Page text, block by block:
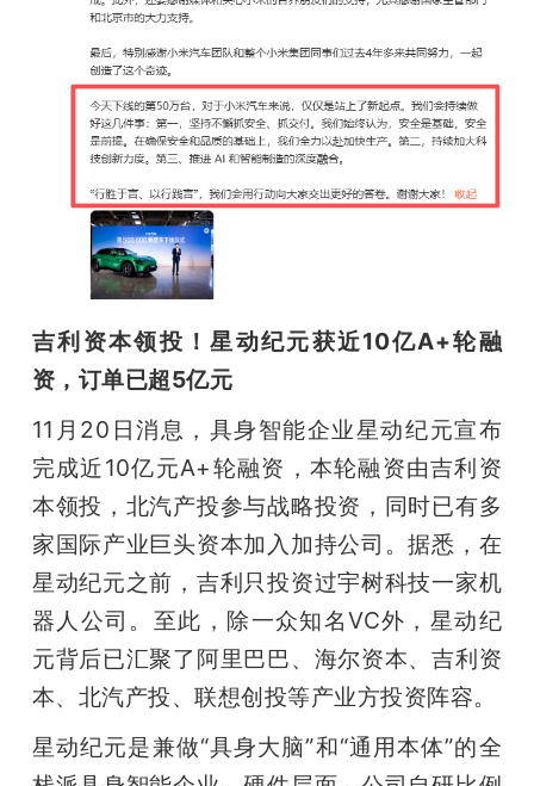
吉利资本领投！星动纪元获近10亿A+轮融
资，订单已超5亿元
11月20日消息，具身智能企业星动纪元宣布
完成近10亿元A+轮融资，本轮融资由吉利资
本领投，北汽产投参与战略投资，同时已有多
家国际产业巨头资本加入加持公司。据悉，在
星动纪元之前，吉利只投资过宇树科技一家机
器人公司。至此，除一众知名VC外，星动纪
元背后已汇聚了阿里巴巴、海尔资本、吉利资
本、北汽产投、联想创投等产业方投资阵容。
星动纪元是兼做“具身大脑”和“通用本体”的全